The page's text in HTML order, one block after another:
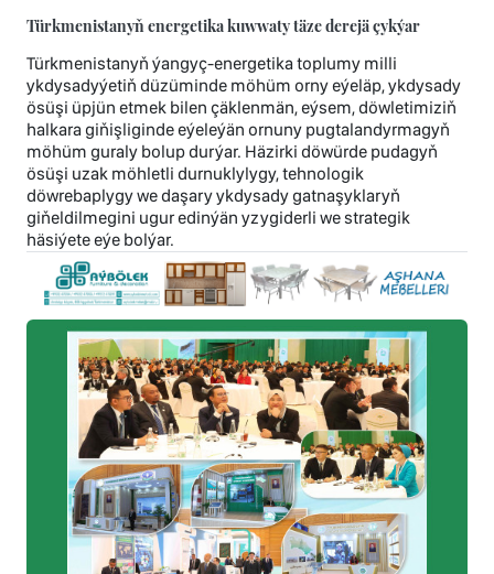
Türkmenistanyň energetika kuwwaty täze derejä çykýar
Türkmenistanyň ýangyç-energetika toplumy milli
ykdysadyýetiň düzüminde möhüm orny eýeläp, ykdysady
ösüşi üpjün etmek bilen çäklenmän, eýsem, döwletimiziň
halkara giňişliginde eýeleýän ornuny pugtalandyrmagyň
möhüm guraly bolup durýar. Häzirki döwürde pudagyň
ösüşi uzak möhletli durnuklylygy, tehnologik
döwrebaplygy we daşary ykdysady gatnaşyklaryň
giňeldilmegini ugur edinýän yzygiderli we strategik
häsiýete eýe bolýar.